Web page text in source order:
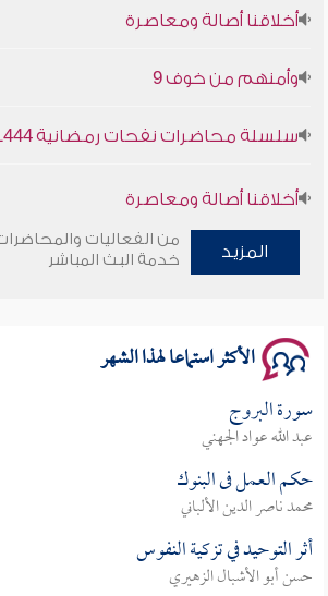
أخلاقنا أصالة ومعاصرة
وأمنهم من خوف 9
سلسلة محاضرات نفحات رمضانية 1444هـ
أخلاقنا أصالة ومعاصرة
وأمنهم من خوف 9
المزيد
من الفعاليات
خدمة البث المباشر
الأكثر استماعا لهذا الشهر
سورة البروج
عبد الله عواد الجهني
حكم العمل فى البنوك
محمد ناصر الدين الألباني
أثر التوحيد في تزكية النفوس
حسن أبو الأشبال الزهيري